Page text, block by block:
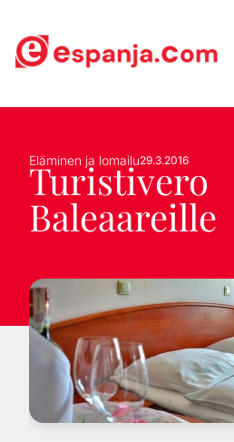
Eläminen ja lomailu29.3.2016
Turistivero
Baleaareille